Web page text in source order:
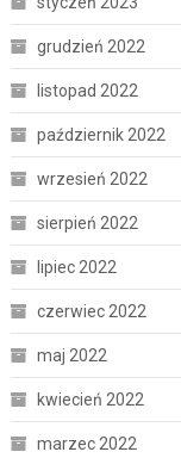
grudzień 2022
listopad 2022
październik 2022
wrzesień 2022
sierpień 2022
lipiec 2022
czerwiec 2022
maj 2022
kwiecień 2022
marzec 2022